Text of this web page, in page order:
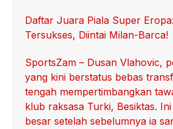
Daftar Juara Piala Super
Tersukses, Diintai Milan-Barca!
SportsZam – Dusan Vlahovic,
yang kini berstatus bebas
tengah mempertimbangkan
klub raksasa Turki, Besiktas.
besar setelah sebelumnya ia